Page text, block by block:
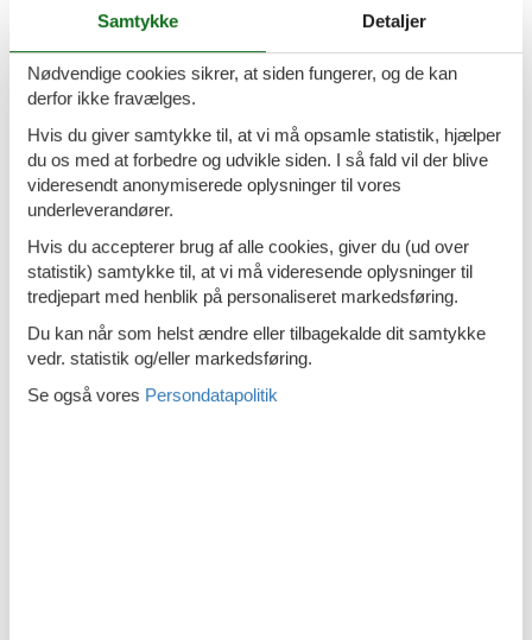
Fade og bestik
Grundlæggende køkkenudstyr
Kaffe
Kaffemaskine
Køleskab - Fryser
Ovn
Parkfaciliteter
Førstehjælp
Kulilte detektor
Rengøringsprodukter
Samtykke Detaljer
Nødvendige cookies sikrer, at siden fungerer, og de kan
derfor ikke fravælges.
Hvis du giver samtykke til, at vi må opsamle statistik, hjælper
du os med at forbedre og udvikle siden. I så fald vil der blive
videresendt anonymiserede oplysninger til vores
underleverandører.
Hvis du accepterer brug af alle cookies, giver du (ud over
statistik) samtykke til, at vi må videresende oplysninger til
tredjepart med henblik på personaliseret markedsføring.
Du kan når som helst ændre eller tilbagekalde dit samtykke
vedr. statistik og/eller markedsføring.
Se også vores Persondatapolitik